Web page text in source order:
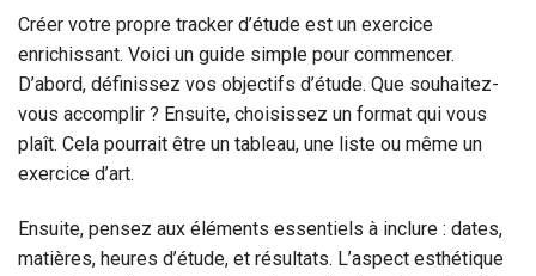
Créer votre propre tracker d’étude est un exercice
enrichissant. Voici un guide simple pour commencer.
D’abord, définissez vos objectifs d’étude. Que souhaitez-
vous accomplir ? Ensuite, choisissez un format qui vous
plaît. Cela pourrait être un tableau, une liste ou même un
exercice d’art.
Ensuite, pensez aux éléments essentiels à inclure : dates,
matières, heures d’étude, et résultats. L’aspect esthétique